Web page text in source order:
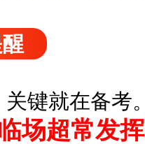
键就在备考
场超常发